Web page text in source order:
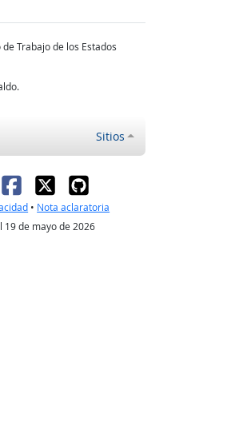
Trabajo de los Estados
Sitios
• Nota aclaratoria
19 de mayo de 2026